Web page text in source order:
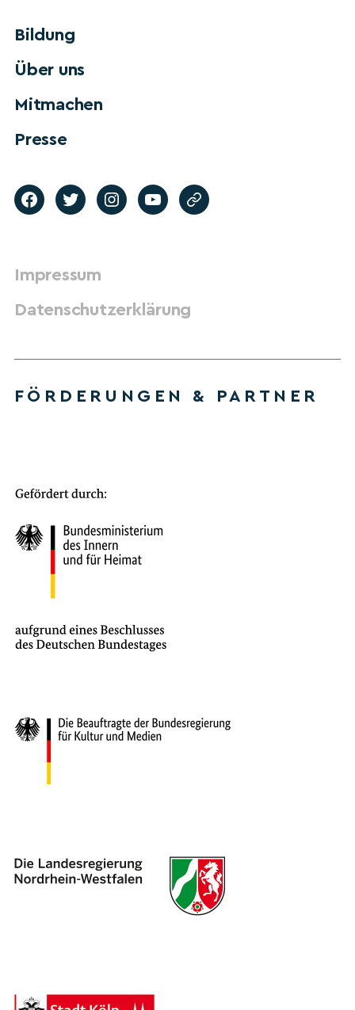
Bildung
Über uns
Mitmachen
Presse
Impressum
Datenschutzerklärung
FÖRDERUNGEN & PARTNER